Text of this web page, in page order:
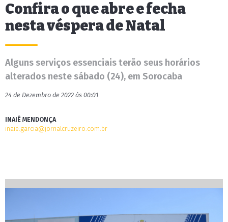
Confira o que abre e fecha
nesta véspera de Natal
Alguns serviços essenciais terão seus horários
alterados neste sábado (24), em Sorocaba
24 de Dezembro de 2022 às 00:01
INAIÊ MENDONÇA
inaie.garcia@jornalcruzeiro.com.br